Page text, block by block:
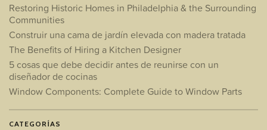
Restoring Historic Homes in Philadelphia & the Surrounding
Communities
Construir una cama de jardín elevada con madera tratada
The Benefits of Hiring a Kitchen Designer
5 cosas que debe decidir antes de reunirse con un
diseñador de cocinas
Window Components: Complete Guide to Window Parts
CATEGORÍAS